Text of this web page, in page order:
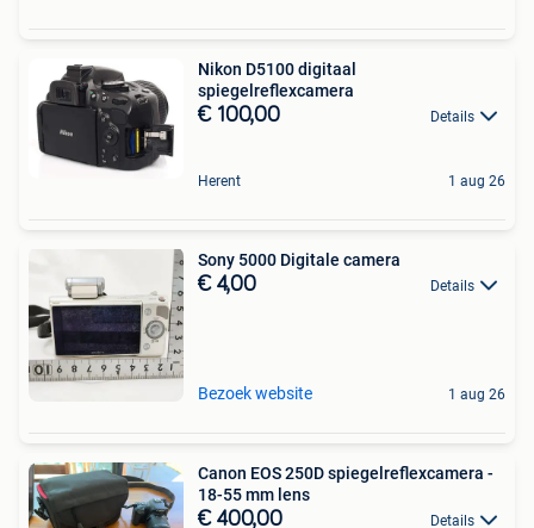
Nikon D5100 digitaal
spiegelreflexcamera
€ 100,00 Details
Herent 1 aug 26
Sony 5000 Digitale camera
€ 4,00 Details
Bezoek website 1 aug 26
Canon EOS 250D spiegelreflexcamera -
18-55 mm lens
€ 400,00 Details